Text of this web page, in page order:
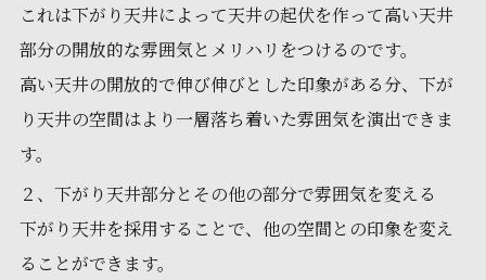
これは下がり天井によって天井の起伏を作って高い天井
部分の開放的な雰囲気とメリハリをつけるのです。
高い天井の開放的で伸び伸びとした印象がある分、下が
り天井の空間はより一層落ち着いた雰囲気を演出できま
す。
２、下がり天井部分とその他の部分で雰囲気を変える
下がり天井を採用することで、他の空間との印象を変え
ることができます。